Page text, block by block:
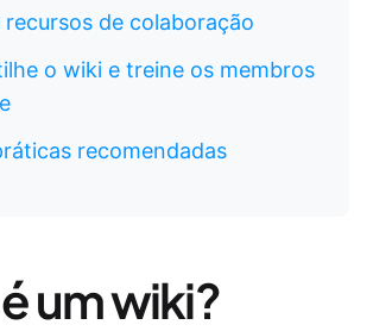
recursos de colaboração
o wiki e treine os membros
recomendadas
um wiki?